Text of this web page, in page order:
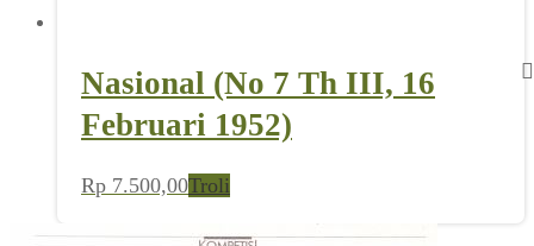
Nasional (No 7 Th III, 16
Februari 1952)
Rp 7.500,00Troli